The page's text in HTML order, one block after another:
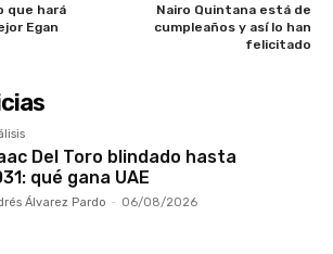
que hará
Egan
Nairo Quintana está de
cumpleaños y así lo han
felicitado
Del Toro blindado hasta
qué gana UAE
Álvarez Pardo - 06/08/2026